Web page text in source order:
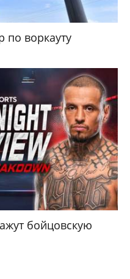
по воркауту
бойцовскую